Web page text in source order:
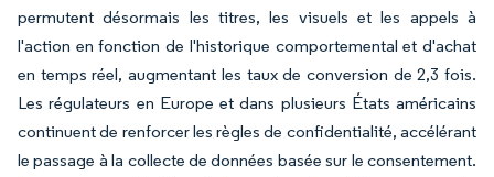
permutent désormais les titres, les visuels et les appels à
l'action en fonction de l'historique comportemental et d'achat
en temps réel, augmentant les taux de conversion de 2,3 fois.
Les régulateurs en Europe et dans plusieurs États américains
continuent de renforcer les règles de confidentialité, accélérant
le passage à la collecte de données basée sur le consentement.